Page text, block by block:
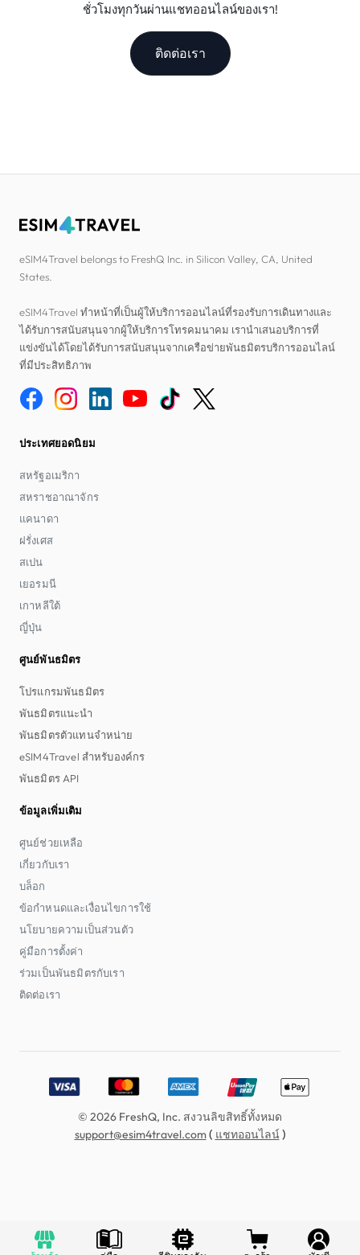
ชั่วโมงทุกวันผ่านแชทออนไลน์ของเรา!
ติดต่อเรา
eSIM4Travel belongs to FreshQ Inc. in Silicon Valley, CA, United
States.
eSIM4Travel ทำหน้าที่เป็นผู้ให้บริการออนไลน์ที่รองรับการเดินทางและ
ได้รับการสนับสนุนจากผู้ให้บริการโทรคมนาคม เรานำเสนอบริการที่
แข่งขันได้โดยได้รับการสนับสนุนจากเครือข่ายพันธมิตรบริการออนไลน์
ที่มีประสิทธิภาพ
ประเทศยอดนิยม
สหรัฐอเมริกา
สหราชอาณาจักร
แคนาดา
ฝรั่งเศส
สเปน
เยอรมนี
เกาหลีใต้
ญี่ปุ่น
ศูนย์พันธมิตร
โปรแกรมพันธมิตร
พันธมิตรแนะนำ
พันธมิตรตัวแทนจำหน่าย
eSIM4Travel สำหรับองค์กร
พันธมิตร API
ข้อมูลเพิ่มเติม
ศูนย์ช่วยเหลือ
เกี่ยวกับเรา
บล็อก
ข้อกำหนดและเงื่อนไขการใช้
นโยบายความเป็นส่วนตัว
คู่มือการตั้งค่า
ร่วมเป็นพันธมิตรกับเรา
ติดต่อเรา
Accepted payment methods: Visa, MasterCard, American
© 2026 FreshQ, Inc. สงวนลิขสิทธิ์ทั้งหมด
support@esim4travel.com( แชทออนไลน์ )